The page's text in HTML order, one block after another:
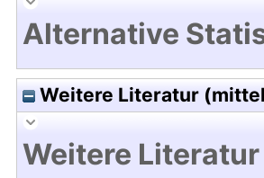
Alternative
Weitere Literatur
Weitere